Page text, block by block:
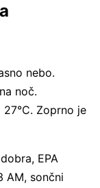
nebo.
noč.
Zoprno je
EPA
AM, sončni